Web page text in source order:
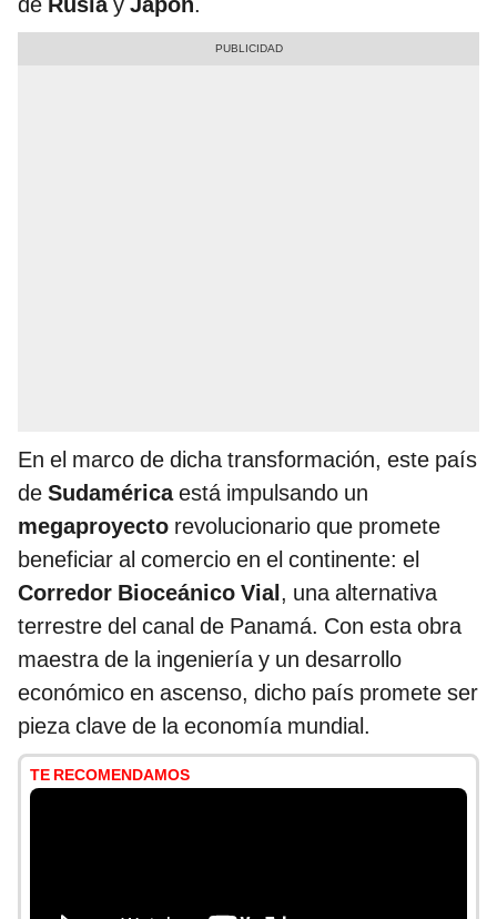
En el marco de dicha transformación, este país
de Sudaméricaestá impulsando un
megaproyecto revolucionario que promete
beneficiar al comercio en el continente: el
Corredor Bioceánico Vial, una alternativa
terrestre del canal de Panamá. Con esta obra
maestra de la ingeniería y un desarrollo
económico en ascenso, dicho país promete ser
pieza clave de la economía mundial.
TE RECOMENDAMOS